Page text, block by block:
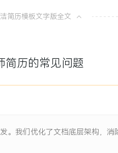
100分简历官方
简历模板文字版全文
简历的常见问题
。我们优化了文档底层架构，